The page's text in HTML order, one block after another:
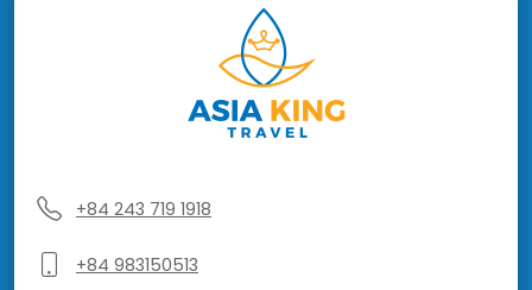
+84 243 719 1918
+84 983150513